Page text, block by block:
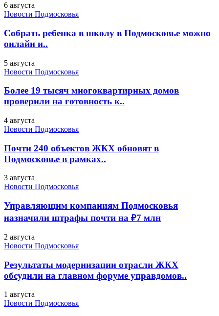
6 августа
Новости Подмосковья
Собрать ребенка в школу в Подмосковье можно
онлайн и..
5 августа
Новости Подмосковья
Более 19 тысяч многоквартирных домов
проверили на готовность к..
4 августа
Новости Подмосковья
Почти 240 объектов ЖКХ обновят в
Подмосковье в рамках..
3 августа
Новости Подмосковья
Управляющим компаниям Подмосковья
назначили штрафы почти на ₽7 млн
2 августа
Новости Подмосковья
Результаты модернизации отрасли ЖКХ
обсудили на главном форуме управдомов..
1 августа
Новости Подмосковья